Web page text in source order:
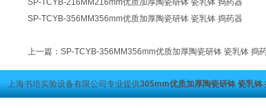
SP-TCYB-216MM216mm优质加厚陶瓷研钵 瓷乳钵 捣药器
SP-TCYB-356MM356mm优质加厚陶瓷研钵 瓷乳钵 捣药器
上一篇： SP-TCYB-356MM356mm优质加厚陶瓷研钵 瓷乳钵 捣
上海书培实验设备有限公司专业提供305mm优质加厚陶瓷研钵 瓷乳钵